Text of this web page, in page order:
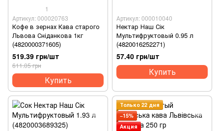
1
Артикул: 000020763
Кофе в зернах Кава старого
Львова Сніданкова 1кг
(4820000371605)
519.39 грн/шт
611.05 грн
Купить
Артикул: 000010040
Нектар Наш Сік
Мультифруктовый 0.95 л
(4820016252271)
57.40 грн/шт
Купить
Только 22 дня
−15%
Акция